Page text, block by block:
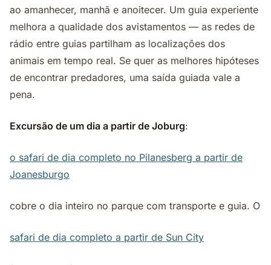
ao amanhecer, manhã e anoitecer. Um guia experiente
melhora a qualidade dos avistamentos — as redes de
rádio entre guias partilham as localizações dos
animais em tempo real. Se quer as melhores hipóteses
de encontrar predadores, uma saída guiada vale a
pena.
Excursão de um dia a partir de Joburg:
o safari de dia completo no Pilanesberg a partir de
Joanesburgo
cobre o dia inteiro no parque com transporte e guia. O
safari de dia completo a partir de Sun City